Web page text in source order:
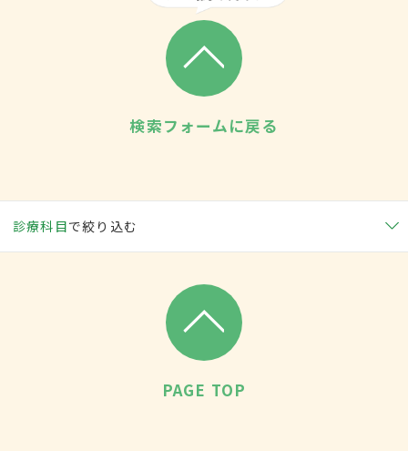
検索フォームに戻る
診療科目で絞り込む
PAGE TOP